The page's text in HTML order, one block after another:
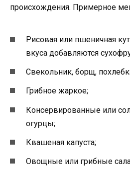
происхождения. Примерное
Рисовая или пшеничная
вкуса добавляются
Свекольник, борщ,
Грибное жаркое;
Консервированные или
огурцы;
Квашеная капуста;
Овощные или грибные